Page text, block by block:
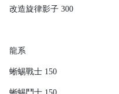
改造旋律影子 300
龍系
蜥蜴戰士 150